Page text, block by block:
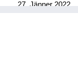
27. Jänner 2022